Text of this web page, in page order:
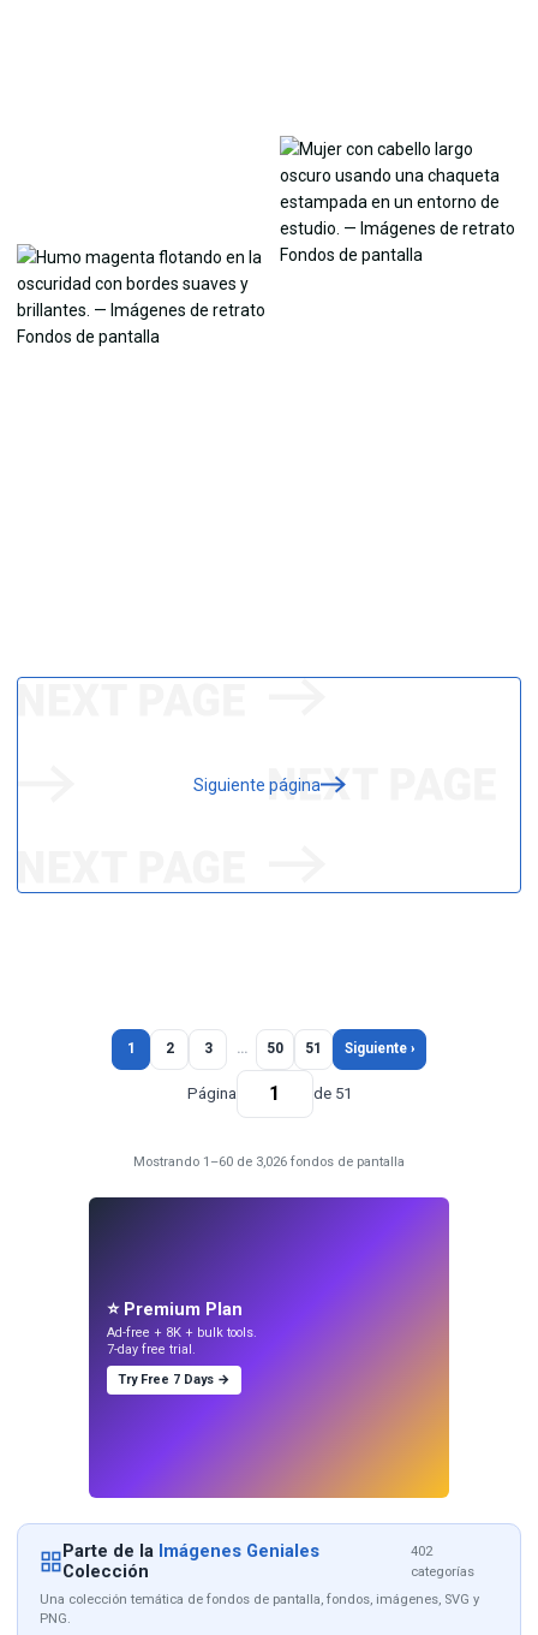
Siguiente página
1 2 3 … 50 51 Siguiente ›
Página de 51
Mostrando 1–60 de 3,026 fondos de pantalla
⭐ Premium Plan
Ad-free + 8K + bulk tools.
7-day free trial.
Try Free 7 Days →
Parte de la Imágenes Geniales
Colección
402
categorías
Una colección temática de fondos de pantalla, fondos, imágenes, SVG y
PNG.